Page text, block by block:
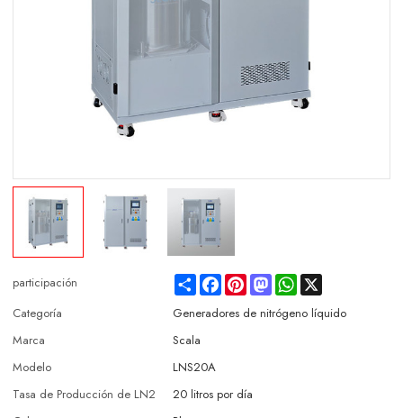
participación ShareFacebookPinterestMastodonWhatsApp
Categoría
Generadores de nitrógeno líquido
Marca
Scala
Modelo
LNS20A
Tasa de Producción de LN2
20 litros por día